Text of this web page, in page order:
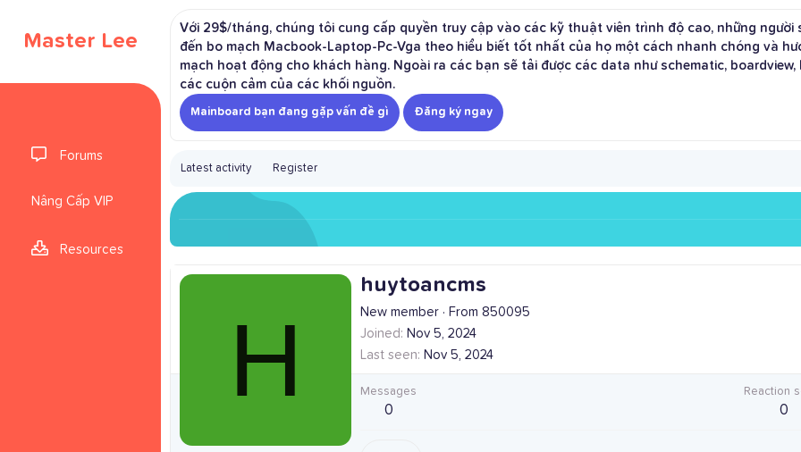
Master Lee
Forums
Nâng Cấp VIP
Resources
Với 29$/tháng, chúng tôi cung cấp quyền truy cập vào các kỹ thuật viên trình độ cao, những
đến bo mạch Macbook-Laptop-Pc-Vga theo hiểu biết tốt nhất của họ một cách nhanh chóng và
mạch hoạt động cho khách hàng. Ngoài ra các bạn sẽ tải được các data như schematic,
các cuộn cảm của các khối nguồn.
Mainboard bạn đang gặp vấn đề gì Đăng ký ngay
Latest activity Register
H
huytoancms
New member · From 850095
Joined
Nov 5, 2024
Last seen Nov 5, 2024
Messages
0
Reaction
0